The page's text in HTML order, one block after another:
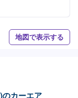
地図で表示する
カーエア